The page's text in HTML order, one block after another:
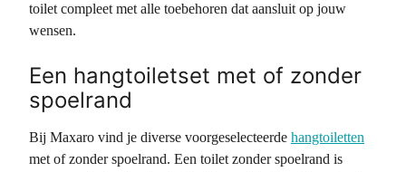
toilet compleet met alle toebehoren dat aansluit op jouw
wensen.
Een hangtoiletset met of zonder
spoelrand
Bij Maxaro vind je diverse voorgeselecteerde hangtoiletten
met of zonder spoelrand. Een toilet zonder spoelrand is